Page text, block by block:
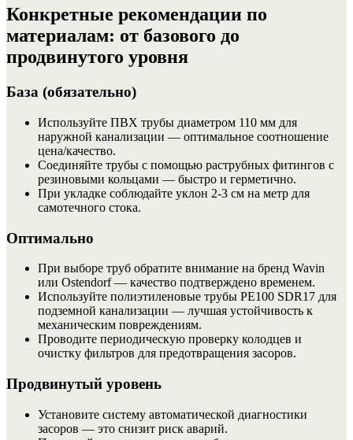
Конкретные рекомендации по
материалам: от базового до
продвинутого уровня
База (обязательно)
Используйте ПВХ трубы диаметром 110 мм для
наружной канализации — оптимальное соотношение
цена/качество.
Соединяйте трубы с помощью раструбных фитингов с
резиновыми кольцами — быстро и герметично.
При укладке соблюдайте уклон 2-3 см на метр для
самотечного стока.
Оптимально
При выборе труб обратите внимание на бренд Wavin
или Ostendorf — качество подтверждено временем.
Используйте полиэтиленовые трубы PE100 SDR17 для
подземной канализации — лучшая устойчивость к
механическим повреждениям.
Проводите периодическую проверку колодцев и
очистку фильтров для предотвращения засоров.
Продвинутый уровень
Установите систему автоматической диагностики
засоров — это снизит риск аварий.